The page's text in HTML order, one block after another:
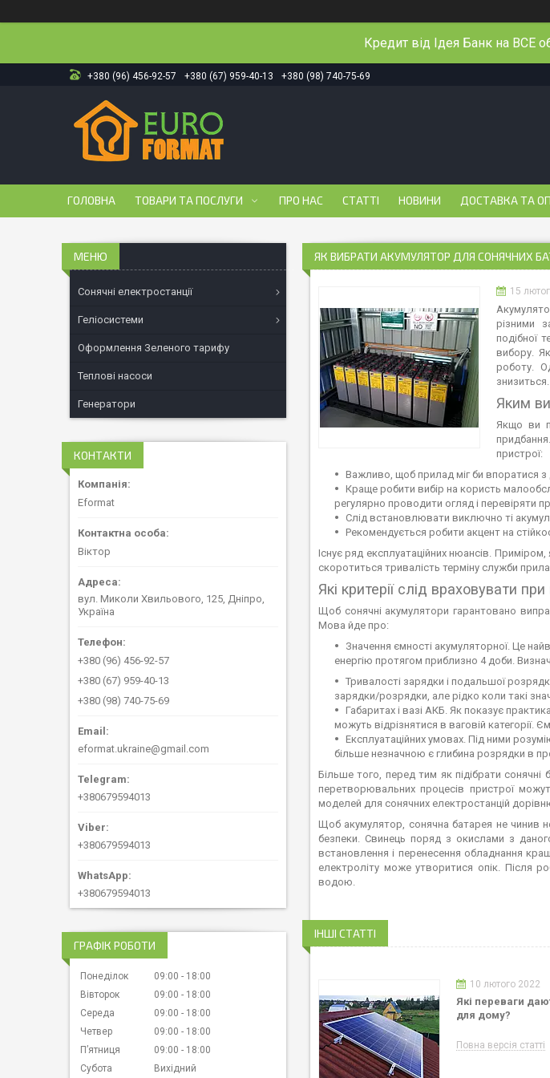
Кредит від Ідея Банк на ВСЕ
+380 (96) 456-92-57 +380 (67) 959-40-13 +380 (98) 740-75-69
ГОЛОВНА ТОВАРИ ТА ПОСЛУГИ ПРО НАС СТАТТІ НОВИНИ ДОСТАВКА ТА
ЯК ВИБРАТИ АКУМУЛЯТОР ДЛЯ СОНЯЧНИХ
15
різними
подібної
вибору.
роботу.
знизиться.
Яким
Якщо ви
пристрої:
Важливо, щоб прилад міг би впоратися
Краще робити вибір на користь
регулярно проводити огляд і перевіряти
Слід встановлювати виключно ті
Рекомендується робити акцент на
Існує ряд експлуатаційних нюансів.
скоротиться тривалість терміну служби
Які критерії слід враховувати при
Щоб сонячні акумулятори гарантовано
Мова йде про:
Значення ємності акумуляторної. Це
енергію протягом приблизно 4 доби.
Тривалості зарядки і подальшої
зарядки/розрядки, але рідко коли такі
Габаритах і вазі АКБ. Як показує
можуть відрізнятися в ваговій категорії.
Експлуатаційних умовах. Під ними
більше незначною є глибина розрядки в
Більше того, перед тим як підібрати
перетворювальних процесів пристрої
моделей для сонячних електростанцій
Щоб акумулятор, сонячна батарея не чинив
безпеки. Свинець поряд з окислами з
встановлення і перенесення обладнання
електроліту може утворитися опік. Після
водою.
ІНШІ СТАТТІ
10 лютого 2022
Які переваги
для дому?
Повна версія статті
Сонячні електростанції
Геліосистеми
Оформлення Зеленого тарифу
Теплові насоси
Генератори
КОНТАКТИ
Eformat
Віктор
вул. Миколи Хвильового, 125, Дніпро,
Україна
+380 (96) 456-92-57
+380 (67) 959-40-13
+380 (98) 740-75-69
eformat.ukraine@gmail.com
+380679594013
+380679594013
+380679594013
ГРАФІК РОБОТИ
Понеділок 09:00
18:00
Вівторок
09:00
18:00
Середа
09:00
18:00
Четвер
09:00
18:00
Пʼятниця
09:00
18:00
Субота
Вихідний